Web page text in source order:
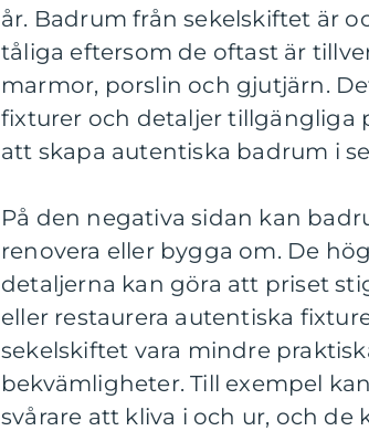
år. Badrum från sekelskiftet är
tåliga eftersom de oftast är
marmor, porslin och gjutjärn.
fixturer och detaljer tillgängliga
att skapa autentiska badrum i
På den negativa sidan kan
renovera eller bygga om. De
detaljerna kan göra att priset
eller restaurera autentiska
sekelskiftet vara mindre
bekvämligheter. Till exempel
svårare att kliva i och ur, och